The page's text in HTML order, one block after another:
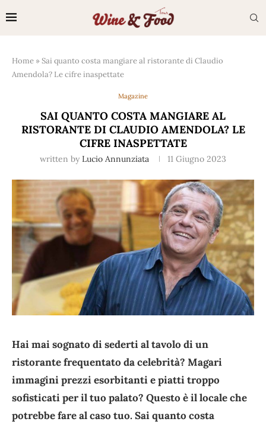
Home »Sai quanto costa mangiare al ristorante di Claudio
Amendola? Le cifre inaspettate
Magazine
SAI QUANTO COSTA MANGIARE AL
RISTORANTE DI CLAUDIO AMENDOLA? LE
CIFRE INASPETTATE
written by Lucio Annunziata 11 Giugno 2023
Hai mai sognato di sederti al tavolo di un
ristorante frequentato da celebrità? Magari
immagini prezzi esorbitanti e piatti troppo
sofisticati per il tuo palato? Questo è il locale che
potrebbe fare al caso tuo. Sai quanto costa